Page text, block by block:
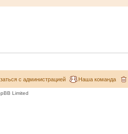
Наша команда
с администрацией
Limited